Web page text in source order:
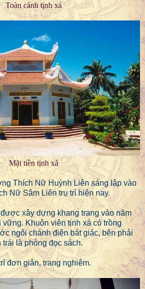
Toàn cảnh tịnh xá
Mặt tiền tịnh xá
Thích Nữ Huỳnh Liên sáng lập vào
Nữ Sâm Liên trụ trì hiện nay.
xây dựng khang trang vào năm
Khuôn viên tịnh xá có trồng
ngôi chánh điện bát giác, bên phải
trái là phòng đọc sách.
đơn giản, trang nghiêm.